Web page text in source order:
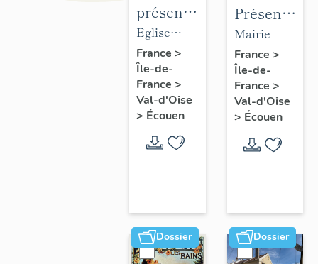
présentation
du
mobilier
de
l'église
d'Ecouen
Eglise
Saint-
Acceul
France >
Île-de-
France >
Val-d'Oise
> Écouen
du
mobilier
de la
mairie
d'Ecouen
Mairie
France >
Île-de-
France >
Val-d'Oise
> Écouen
Dossier Dossier